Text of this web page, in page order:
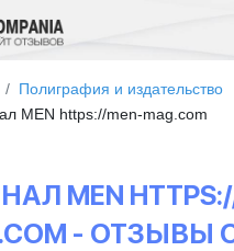
Полиграфия и издательство
MEN https://men-mag.com
MEN
- ОТЗЫВЫ